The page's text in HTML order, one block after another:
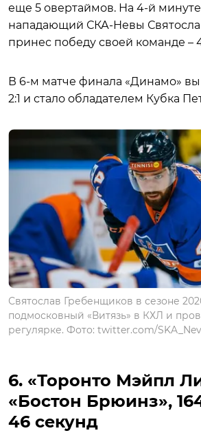
еще 5 овертаймов. На 4-й
нападающий СКА-Невы
принес победу своей команде –
В 6-м матче финала «Динамо»
2:1 и стало обладателем Кубка
Святослав Гребенщиков в сезоне
подмосковный «Витязь» в КХЛ и
регулярке. Фото: twitter.com/SKA_Nev
6. «Торонто Мэйпл
«Бостон Брюинз»,
46 секунд